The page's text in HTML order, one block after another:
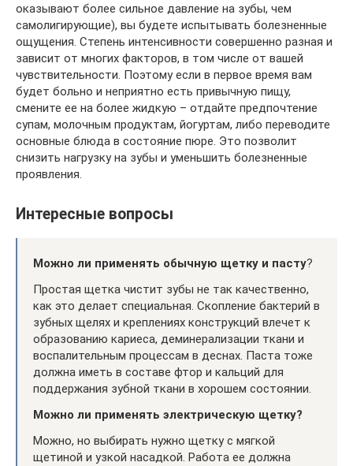
оказывают более сильное давление на зубы, чем
самолигирующие), вы будете испытывать болезненные
ощущения. Степень интенсивности совершенно разная и
зависит от многих факторов, в том числе от вашей
чувствительности. Поэтому если в первое время вам
будет больно и неприятно есть привычную пищу,
смените ее на более жидкую – отдайте предпочтение
супам, молочным продуктам, йогуртам, либо переводите
основные блюда в состояние пюре. Это позволит
снизить нагрузку на зубы и уменьшить болезненные
проявления.
Интересные вопросы
Можно ли применять обычную щетку и пасту?
Простая щетка чистит зубы не так качественно,
как это делает специальная. Скопление бактерий в
зубных щелях и креплениях конструкций влечет к
образованию кариеса, деминерализации ткани и
воспалительным процессам в деснах. Паста тоже
должна иметь в составе фтор и кальций для
поддержания зубной ткани в хорошем состоянии.
Можно ли применять электрическую щетку?
Можно, но выбирать нужно щетку с мягкой
щетиной и узкой насадкой. Работа ее должна